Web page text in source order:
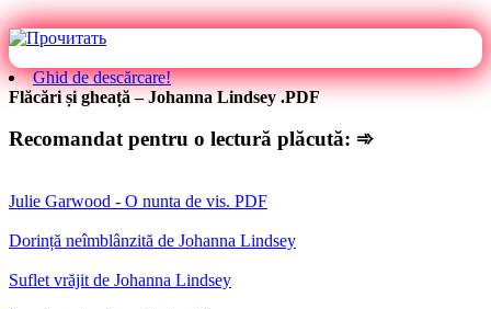
Ghid de descărcare!
Flăcări și gheață – Johanna Lindsey .PDF
Recomandat pentru o lectură plăcută: ➾
Julie Garwood - O nunta de vis. PDF
Dorință neîmblânzită de Johanna Lindsey
Suflet vrăjit de Johanna Lindsey